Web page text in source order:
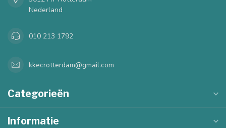
Nederland
010 213 1792
kkecrotterdam@gmail.com
Categorieën
Informatie